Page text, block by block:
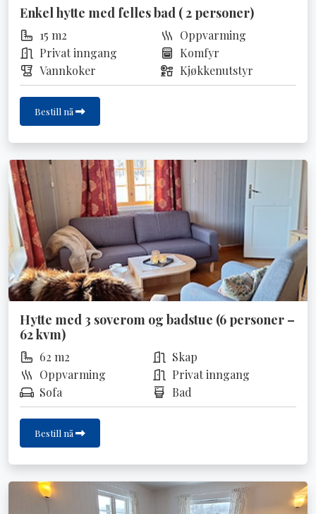
Enkel hytte med felles bad ( 2 personer)
15 m2
Oppvarming
Privat inngang
Komfyr
Vannkoker
Kjøkkenutstyr
Bestill nå
Hytte med 3 soverom og badstue (6 personer –
62 kvm)
62 m2
Skap
Oppvarming
Privat inngang
Sofa
Bad
Bestill nå